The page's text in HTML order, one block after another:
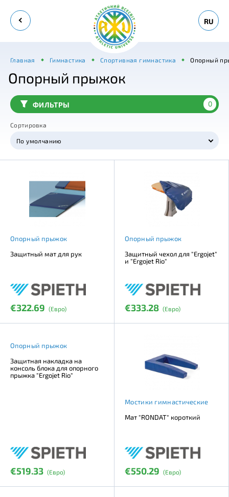
RU
Главная Гимнастика Спортивная гимнастика Опорный
Опорный прыжок
ФИЛЬТРЫ 0
Сортировка
По умолчанию
Опорный прыжок
Защитный мат для рук
€322.69 (Евро)
Опорный прыжок
Защитный чехол для "Ergojet"
и "Ergojet Rio"
€333.28 (Евро)
Опорный прыжок
Защитная накладка на
консоль блока для опорного
прыжка "Ergojet Rio"
€519.33 (Евро)
Мостики гимнастические
Мат "RONDAT" короткий
€550.29 (Евро)